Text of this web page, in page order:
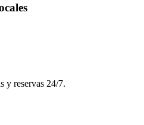
y reservas 24/7.